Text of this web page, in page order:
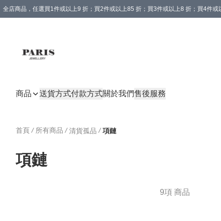
全店商品，任選買1件或以上9 折；買2件或以上85 折；買3件或以上8 折；買4件或
商品 送貨方式付款方式關於我們售後服務
首頁 / 所有商品 / 清貨孤品 / 項鏈
項鏈
9項 商品